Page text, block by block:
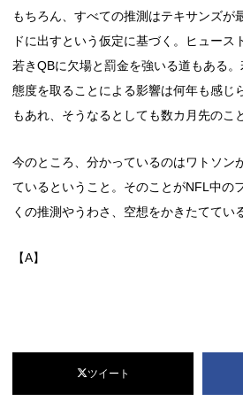
もちろん、すべての推測はテキサンズが
ドに出すという仮定に基づく。ヒュース
若きQBに欠場と罰金を強いる道もある
態度を取ることによる影響は何年も感じ
もあれ、そうなるとしても数カ月先のこ
今のところ、分かっているのはワトソン
ているということ。そのことがNFL中の
くの推測やうわさ、空想をかきたててい
【A】
ツイート